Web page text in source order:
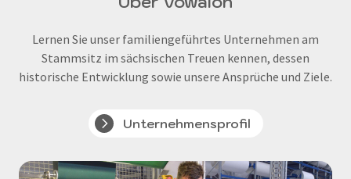
Lernen Sie unser familiengeführtes Unternehmen am
Stammsitz im sächsischen Treuen kennen, dessen
historische Entwicklung sowie unsere Ansprüche und Ziele.
Unternehmensprofil